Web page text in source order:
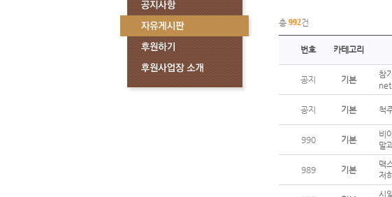
총 992건
번호 카테고리
공지 기본
참
net
공지 기본 척
990 기본
비
말
989 기본
맥
저
시